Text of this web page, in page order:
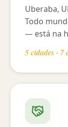
Uberaba,
Todo
— está na
5 cidades · 7